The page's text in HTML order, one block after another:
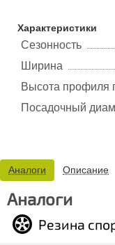
Характеристики
Сезонность
Ширина
Высота профиля
Посадочный
Аналоги Описание
Аналоги
Резина